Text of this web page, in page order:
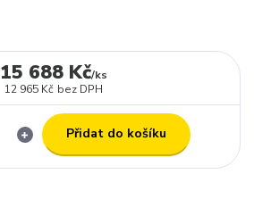
15 688 Kč/ks
12 965 Kč bez DPH
Přidat do košíku